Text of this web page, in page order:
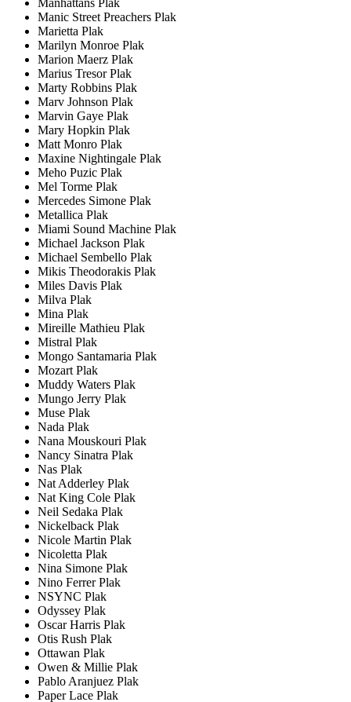
Manic Street Preachers Plak
Marietta Plak
Marilyn Monroe Plak
Marion Maerz Plak
Marius Tresor Plak
Marty Robbins Plak
Marv Johnson Plak
Marvin Gaye Plak
Mary Hopkin Plak
Matt Monro Plak
Maxine Nightingale Plak
Meho Puzic Plak
Mel Torme Plak
Mercedes Simone Plak
Metallica Plak
Miami Sound Machine Plak
Michael Jackson Plak
Michael Sembello Plak
Mikis Theodorakis Plak
Miles Davis Plak
Milva Plak
Mina Plak
Mireille Mathieu Plak
Mistral Plak
Mongo Santamaria Plak
Mozart Plak
Muddy Waters Plak
Mungo Jerry Plak
Muse Plak
Nada Plak
Nana Mouskouri Plak
Nancy Sinatra Plak
Nas Plak
Nat Adderley Plak
Nat King Cole Plak
Neil Sedaka Plak
Nickelback Plak
Nicole Martin Plak
Nicoletta Plak
Nina Simone Plak
Nino Ferrer Plak
NSYNC Plak
Odyssey Plak
Oscar Harris Plak
Otis Rush Plak
Ottawan Plak
Owen & Millie Plak
Pablo Aranjuez Plak
Paper Lace Plak